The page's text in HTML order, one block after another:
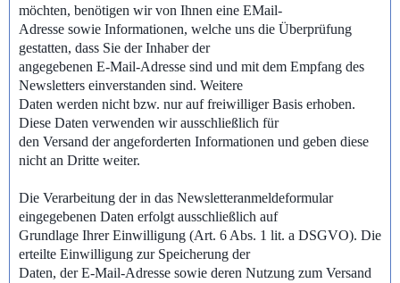
möchten, benötigen wir von Ihnen eine EMail-
Adresse sowie Informationen, welche uns die Überprüfung
gestatten, dass Sie der Inhaber der
angegebenen E-Mail-Adresse sind und mit dem Empfang des
Newsletters einverstanden sind. Weitere
Daten werden nicht bzw. nur auf freiwilliger Basis erhoben.
Diese Daten verwenden wir ausschließlich für
den Versand der angeforderten Informationen und geben diese
nicht an Dritte weiter.
Die Verarbeitung der in das Newsletteranmeldeformular
eingegebenen Daten erfolgt ausschließlich auf
Grundlage Ihrer Einwilligung (Art. 6 Abs. 1 lit. a DSGVO). Die
erteilte Einwilligung zur Speicherung der
Daten, der E-Mail-Adresse sowie deren Nutzung zum Versand